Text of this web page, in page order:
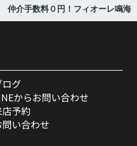
仲介手数料０円！フィオーレ鳴海
ログ
からお問い合わせ
店予約
問い合わせ